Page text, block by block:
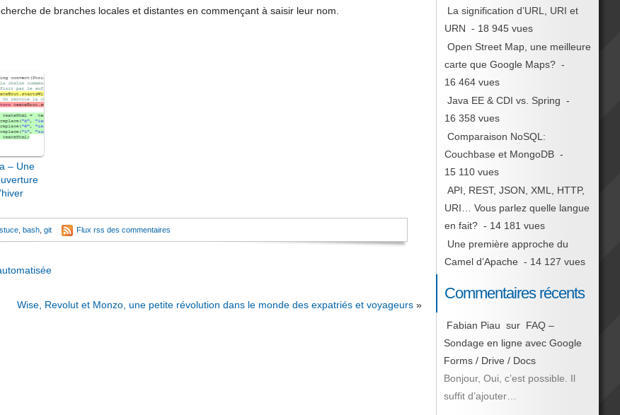
de branches locales et distantes en commençant à saisir leur nom.
– Une
,bash ,git Flux rss des commentaires
Wise, Revolut et Monzo, une petite révolution dans le monde des expatriés et voyageurs»
La signification d’URL, URI et
URN - 18 945 vues
Open Street Map, une meilleure
carte que Google Maps? -
16 464 vues
Java EE & CDI vs. Spring -
16 358 vues
Comparaison NoSQL:
Couchbase et MongoDB -
15 110 vues
API, REST, JSON, XML, HTTP,
URI… Vous parlez quelle langue
en fait? - 14 181 vues
Une première approche du
Camel d’Apache - 14 127 vues
Commentaires récents
Fabian Piau sur FAQ –
Sondage en ligne avec Google
Forms / Drive / Docs
Bonjour, Oui, c’est possible. Il
suffit d’ajouter…